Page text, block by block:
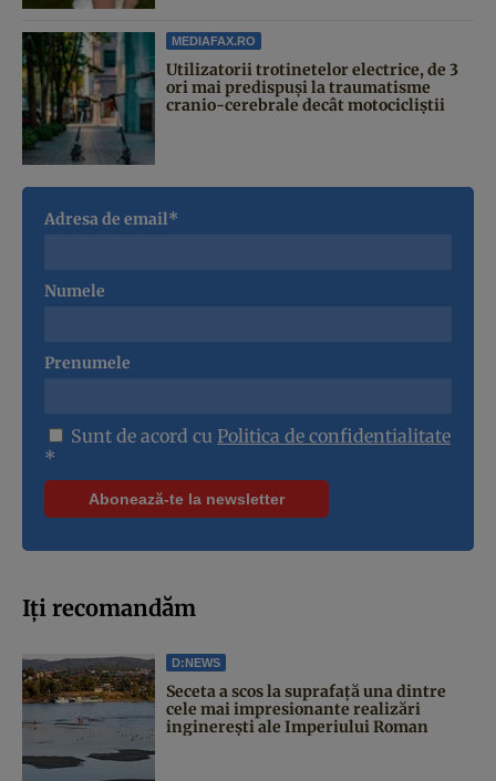
MEDIAFAX.RO
Utilizatorii trotinetelor electrice, de 3
ori mai predispuși la traumatisme
cranio-cerebrale decât motocicliștii
Adresa de email*
Numele
Prenumele
Sunt de acord cu Politica de confidentialitate
*
Iți recomandăm
D:NEWS
Seceta a scos la suprafață una dintre
cele mai impresionante realizări
inginerești ale Imperiului Roman